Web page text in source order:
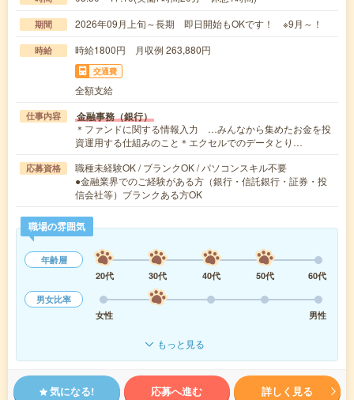
期間 2026年09月上旬～長期 即日開始もOKです！ ※9月～！
時給 時給1800円 月収例 263,880円
交通費
全額支給
仕事内容 金融事務（銀行）
＊ファンドに関する情報入力 …みんなから集めたお金を投
資運用する仕組みのこと＊エクセルでのデータとり…
応募資格
職種未経験OK / ブランクOK / パソコンスキル不要
●金融業界でのご経験がある方（銀行・信託銀行・証券・投
信会社等）ブランクある方OK
職場の雰囲気
年齢層
20代
30代 40代 50代
60代
男女比率
女性
男性
もっと見る
気になる! 応募へ進む 詳しく見る